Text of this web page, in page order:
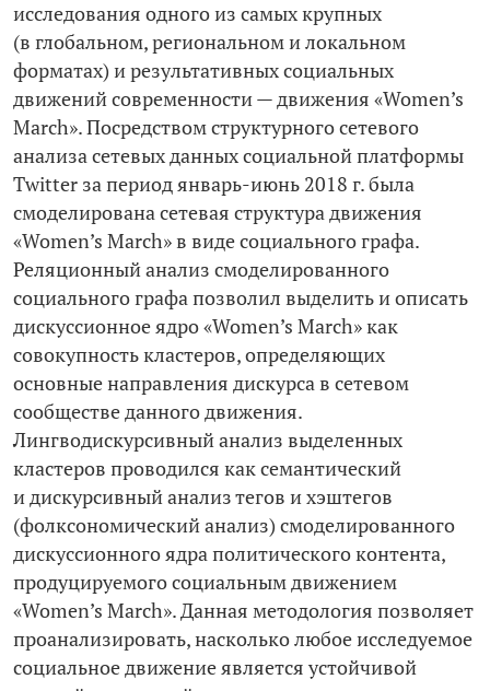
исследования одного из самых крупных
(в глобальном, региональном и локальном
форматах) и результативных социальных
движений современности — движения «Women’s
March». Посредством структурного сетевого
анализа сетевых данных социальной платформы
Twitter за период январь-июнь 2018 г. была
смоделирована сетевая структура движения
«Women’s March» в виде социального графа.
Реляционный анализ смоделированного
социального графа позволил выделить и описать
дискуссионное ядро «Women’s March» как
совокупность кластеров, определяющих
основные направления дискурса в сетевом
сообществе данного движения.
Лингводискурсивный анализ выделенных
кластеров проводился как семантический
и дискурсивный анализ тегов и хэштегов
(фолксономический анализ) смоделированного
дискуссионного ядра политического контента,
продуцируемого социальным движением
«Women’s March». Данная методология позволяет
проанализировать, насколько любое исследуемое
социальное движение является устойчивой